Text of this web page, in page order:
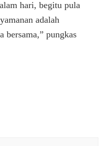
hari, begitu pula
adalah
bersama,” pungkas